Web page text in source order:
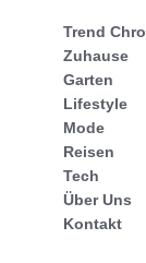
Trend
Zuhause
Garten
Lifestyle
Mode
Reisen
Tech
Über Uns
Kontakt